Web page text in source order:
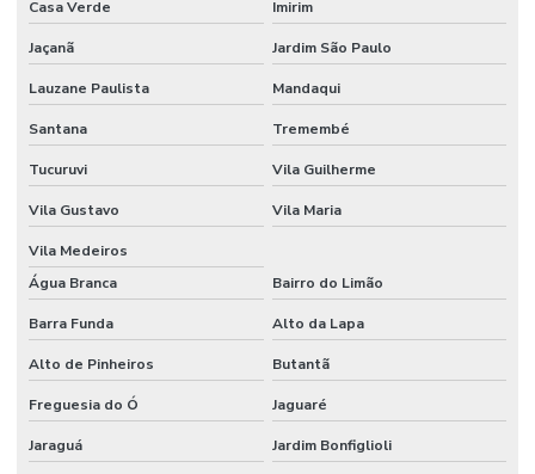
Fabricantes de quadro de comando
Fabricantes de quadros de comando em são paulo
Fornecedor de forno industrial
Forno contínuo
Forno contínuo industrial
Forno contínuo para tratamento térmico
Forno elétrico industrial para tratamento térmico
Forno elétrico para tratamento térmico
Forno de fundição
Casa Verde Imirim
Jaçanã Jardim São Paulo
Lauzane Paulista Mandaqui
Santana Tremembé
Tucuruvi Vila Guilherme
Vila Gustavo Vila Maria
Vila Medeiros
Água Branca
Bairro do Limão
Barra Funda Alto da Lapa
Alto de Pinheiros Butantã
Freguesia do Ó Jaguaré
Jaraguá Jardim Bonfiglioli